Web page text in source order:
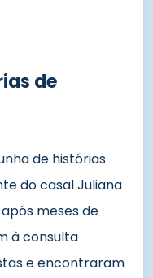
de
de histórias
do casal Juliana
meses de
à consulta
e encontraram